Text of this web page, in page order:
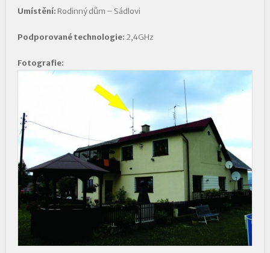
Umístění: Rodinný dům – Sádlovi
Podporované technologie: 2,4GHz
Fotografie: